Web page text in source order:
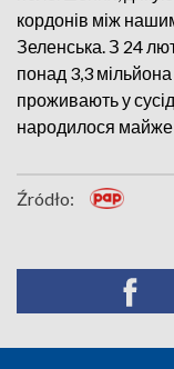
кордонів між
Зеленська. З 24
понад 3,3 мільйона
проживають у
народилося майже
Źródło: